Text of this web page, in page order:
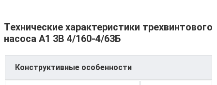
Технические характеристики трехвинтового
насоса А1 3В 4/160-4/63Б
Конструктивные особенности